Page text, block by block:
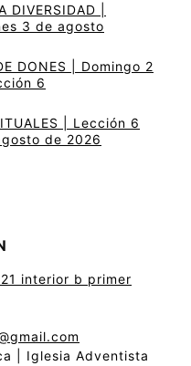
DIVERSIDAD |
3 de agosto
DONES | Domingo 2
6
| Lección 6
de 2026
interior b primer
| Iglesia Adventista